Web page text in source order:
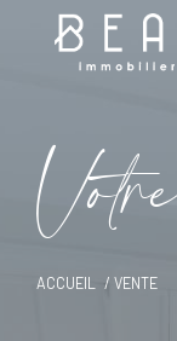
Votre
ACCUEIL VENTE